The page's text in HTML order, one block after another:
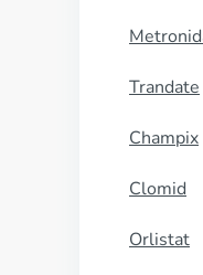
Trandate
Champix
Clomid
Orlistat